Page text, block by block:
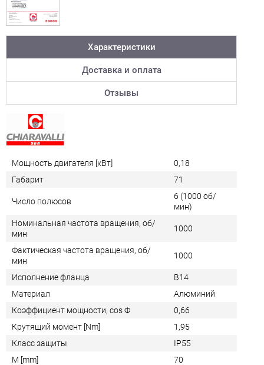
Характеристики
Доставка и оплата
Отзывы
Мощность двигателя [кВт]
0,18
Габарит
71
Число полюсов
6 (1000 об/
мин)
Номинальная частота вращения, об/
мин
1000
Фактическая частота вращения, об/
мин
1000
Исполнение фланца
B14
Материал
Алюминий
Коэффициент мощности, cos Ф
0,66
Крутящий момент [Nm]
1,95
Класс защиты
IP55
M [mm]
70